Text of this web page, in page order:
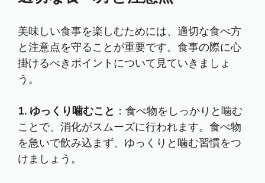
美味しい食事を楽しむためには、適切な食べ方
と注意点を守ることが重要です。食事の際に心
掛けるべきポイントについて見ていきましょ
う。
1. ゆっくり噛むこと ：食べ物をしっかりと噛む
ことで、消化がスムーズに行われます。食べ物
を急いで飲み込まず、ゆっくりと噛む習慣をつ
けましょう。